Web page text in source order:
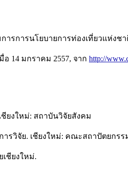
ารการนโยบายการท่องเที่ยวแห่งชา
14 มกราคม 2557, จาก http://
ยงใหม่: สถาบันวิจัยสังคม
รวิจัย. เชียงใหม่: คณะสถาปัตยกร
ชียงใหม่.